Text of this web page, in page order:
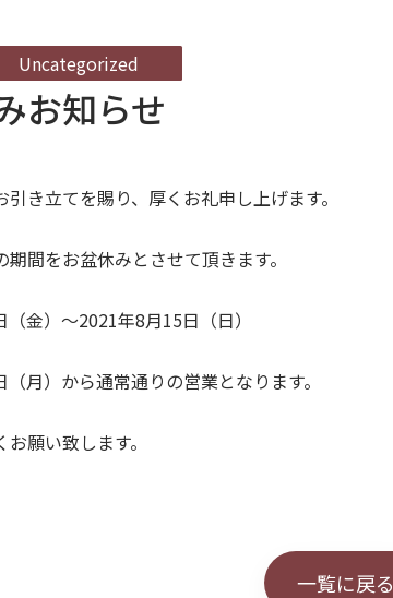
Uncategorized
お知らせ
き立てを賜り、厚くお礼申し上げます。
間をお盆休みとさせて頂きます。
金）～2021年8月15日（日）
月）から通常通りの営業となります。
願い致します。
一覧に戻る